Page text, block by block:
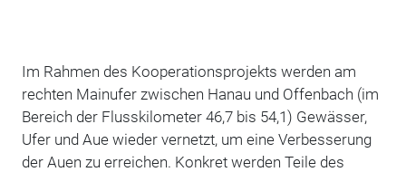
Im Rahmen des Kooperationsprojekts werden am
rechten Mainufer zwischen Hanau und Offenbach (im
Bereich der Flusskilometer 46,7 bis 54,1) Gewässer,
Ufer und Aue wieder vernetzt, um eine Verbesserung
der Auen zu erreichen. Konkret werden Teile des